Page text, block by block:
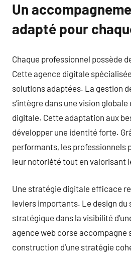
Un
adapté pour
Chaque professionnel possède
Cette agence digitale
solutions adaptées. La gestion
s’intègre dans une vision
digitale. Cette adaptation aux
développer une identité forte.
performants, les professionnels
leur notoriété tout en valorisant
Une stratégie digitale efficace
leviers importants. Le design du
stratégique dans la visibilité
agence web corse accompagne
construction d’une stratégie